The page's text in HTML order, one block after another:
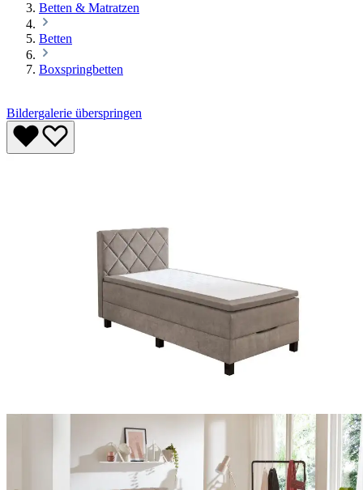
Betten & Matratzen
Betten
Boxspringbetten
Bildergalerie überspringen